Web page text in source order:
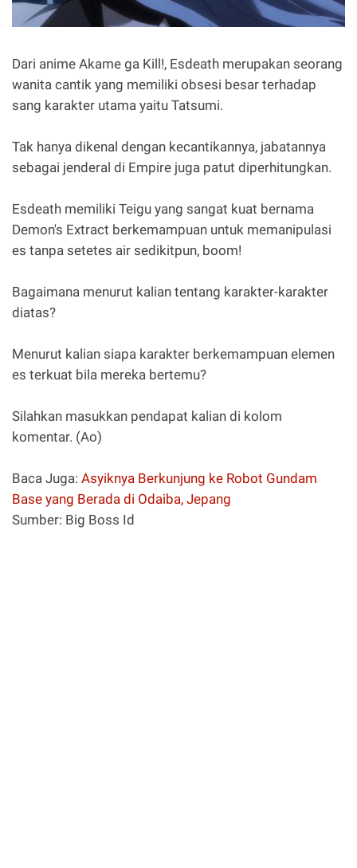
Dari anime Akame ga Kill!, Esdeath merupakan seorang
wanita cantik yang memiliki obsesi besar terhadap
sang karakter utama yaitu Tatsumi.
Tak hanya dikenal dengan kecantikannya, jabatannya
sebagai jenderal di Empire juga patut diperhitungkan.
Esdeath memiliki Teigu yang sangat kuat bernama
Demon's Extract berkemampuan untuk memanipulasi
es tanpa setetes air sedikitpun, boom!
Bagaimana menurut kalian tentang karakter-karakter
diatas?
Menurut kalian siapa karakter berkemampuan elemen
es terkuat bila mereka bertemu?
Silahkan masukkan pendapat kalian di kolom
komentar. (Ao)
Baca Juga: Asyiknya Berkunjung ke Robot Gundam
Base yang Berada di Odaiba, Jepang
Sumber: Big Boss Id